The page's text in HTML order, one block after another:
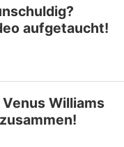
aufgetaucht!
Williams